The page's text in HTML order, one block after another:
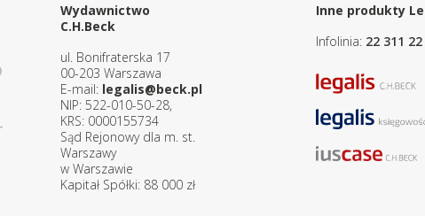
Wydawnictwo
C.H.Beck
ul. Bonifraterska 17
00-203 Warszawa
E-mail: legalis@beck.pl
NIP: 522-010-50-28,
KRS: 0000155734
Sąd Rejonowy dla m. st.
Warszawy
w Warszawie
Kapitał Spółki: 88 000 zł
Inne produkty
Infolinia: 22 311